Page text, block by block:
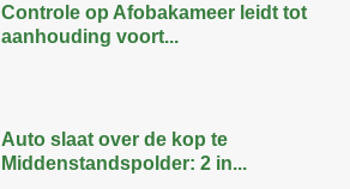
Controle op Afobakameer leidt tot
aanhouding voort...
Auto slaat over de kop te
Middenstandspolder: 2 in...